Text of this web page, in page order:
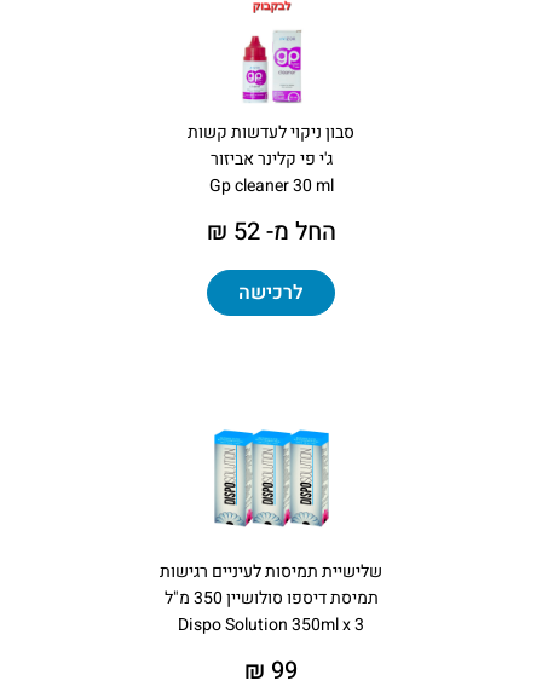
סבון ניקוי לעדשות קשות
ג'י פי קלינר אביזור
Gp cleaner 30 ml
החל מ- 52 ₪
לרכישה
שלישיית תמיסות לעיניים רגישות
תמיסת דיספו סולושיין 350 מ"ל
Dispo Solution 350ml x 3
99 ₪